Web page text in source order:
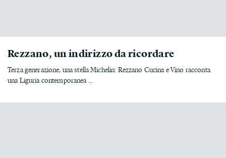
Rezzano, un indirizzo da ricordare
Terza generazione, una stella Michelin: Rezzano Cucina e Vino racconta
una Liguria contemporanea ...